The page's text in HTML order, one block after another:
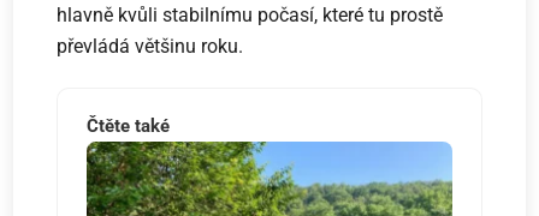
hlavně kvůli stabilnímu počasí, které tu prostě
převládá většinu roku.
Čtěte také